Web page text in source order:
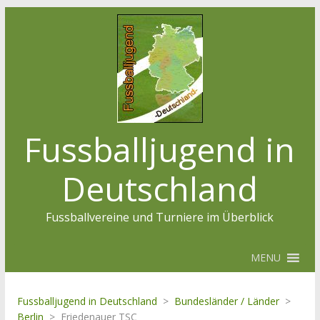
Fussballjugend in
Deutschland
Fussballvereine und Turniere im Überblick
MENU
Fussballjugend in Deutschland > Bundesländer / Länder >
Berlin > Friedenauer TSC